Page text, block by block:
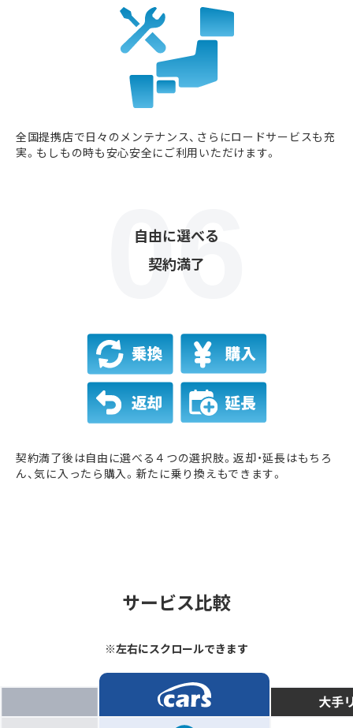
全国提携店で日々のメンテナンス、さらにロードサービスも充
実。もしもの時も安心安全にご利用いただけます。
自由に選べる
契約満了
契約満了後は自由に選べる４つの選択肢。返却・延長はもちろ
ん、気に入ったら購入。新たに乗り換えもできます。
サービス比較
※左右にスクロールできます